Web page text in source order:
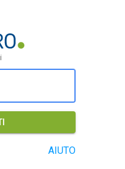
AIUTO